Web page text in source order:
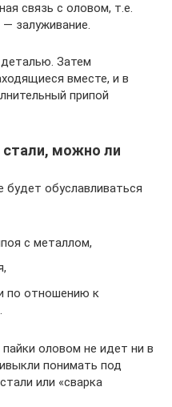
связь с оловом, т.е.
залуживание.
Затем
вместе, и в
припой
стали, можно ли
будет обуславливаться
с металлом,
по отношению к
оловом не идет ни в
понимать под
или «сварка